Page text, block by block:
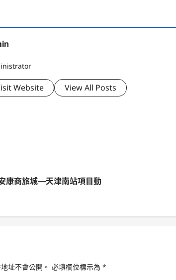
Website View All Posts
康商旅城—天津南站項目動
址不會公開。 必填欄位標示為 *